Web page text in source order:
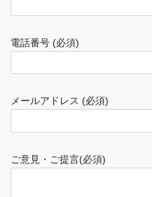
電話番号 (必須)
メールアドレス (必須)
ご意見・ご提言(必須)